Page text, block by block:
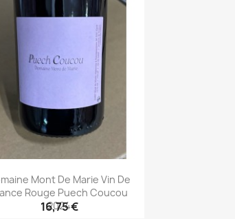
Mont De Marie Vin De
Rouge Puech Coucou
2024
16,75 €